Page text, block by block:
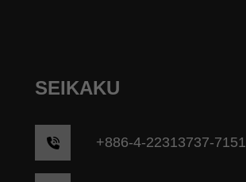
SEIKAKU
+886-4-22313737-7151